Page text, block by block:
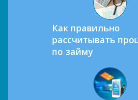
Как правильно
рассчитывать
по займу